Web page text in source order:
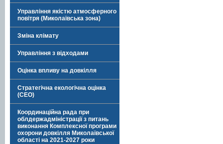
Управління якістю атмосферного
повітря (Миколаївська зона)
Зміна клімату
Управління з відходами
Оцінка впливу на довкілля
Стратегічна екологічна оцінка
(СЕО)
Координаційна рада при
облдержадміністрації з питань
виконання Комплексної програми
охорони довкілля Миколаївської
області на 2021-2027 роки